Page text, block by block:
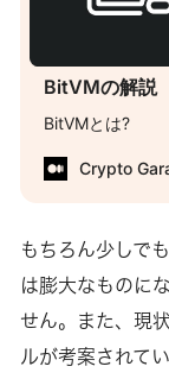
BitVMの解説
BitVMとは?
Crypto
もちろん少しで
は膨大なものに
せん。また、現
ルが考案されて